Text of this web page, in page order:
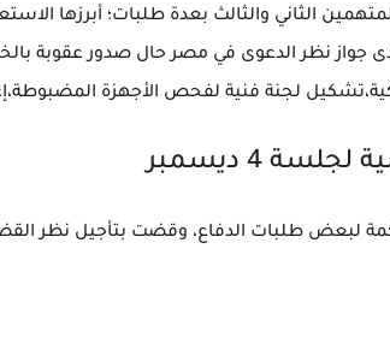
الثاني والثالث بعدة طلبات؛ أبرزها
جواز نظر الدعوى في مصر حال صدور عقوبة
لجنة فنية لفحص الأجهزة
4 ديسمبر